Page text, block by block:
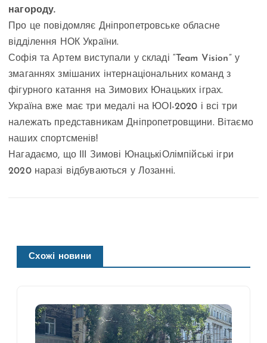
нагороду.
Про це повідомляє Дніпропетровське обласне
відділення НОК України.
Софія та Артем виступали у складі “Team Vision” у
змаганнях змішаних інтернаціональних команд з
фігурного катання на Зимових Юнацьких іграх.
Україна вже має три медалі на ЮОІ-2020 і всі три
належать представникам Дніпропетровщини. Вітаємо
наших спортсменів!
Нагадаємо, що ІІІ Зимові ЮнацькіОлімпійські ігри
2020 наразі відбуваються у Лозанні.
Схожі новини